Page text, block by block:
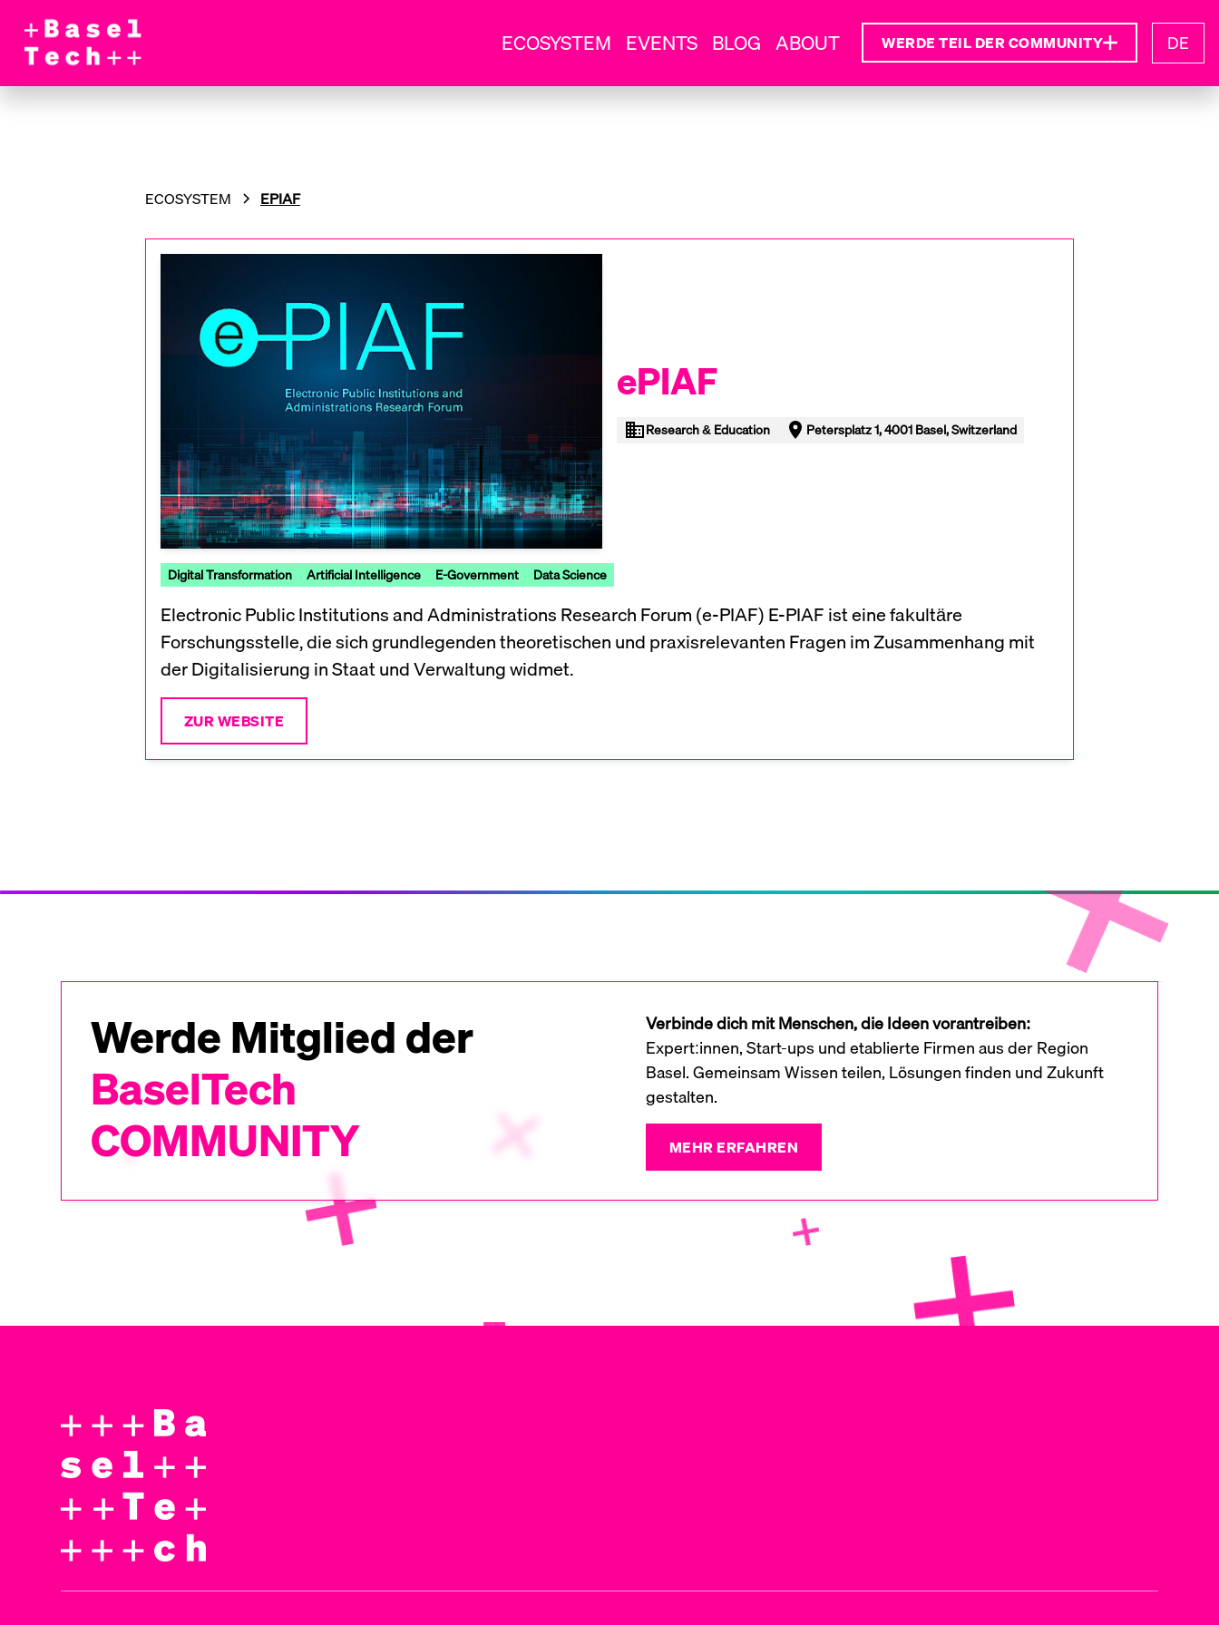
ECOSYSTEM EVENTS BLOG ABOUT WERDE TEIL DER COMMUNITY DE
ECOSYSTEM EPIAF
ePIAF
Research & Education Petersplatz 1, 4001 Basel, Switzerland
Digital Transformation Artificial Intelligence E-Government Data Science
Electronic Public Institutions and Administrations Research Forum (e-PIAF) E-PIAF ist eine fakultäre
Forschungsstelle, die sich grundlegenden theoretischen und praxisrelevanten Fragen im Zusammenhang mit
der Digitalisierung in Staat und Verwaltung widmet.
ZUR WEBSITE
Werde Mitglied der
BaselTech
COMMUNITY
Verbinde dich mit Menschen, die Ideen vorantreiben:
Expert:innen, Start-ups und etablierte Firmen aus der Region
Basel. Gemeinsam Wissen teilen, Lösungen finden und Zukunft
gestalten.
MEHR ERFAHREN